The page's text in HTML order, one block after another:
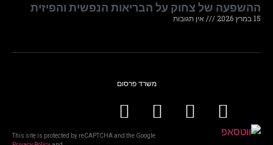
ההשפעה של צחוק על הבריאות הנפשית והפיזית
15 במרץ 2026 אין תגובות
משרד פרסום
This site is protected by reCAPTCHA and the Google